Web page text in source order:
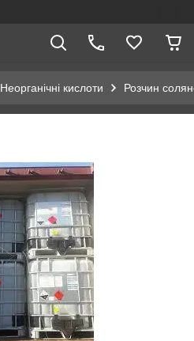
Неорганічні кислоти Розчин